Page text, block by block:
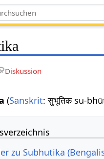
Diskussion
(Sanskrit: सुभूतिक su-
zu Subhutika